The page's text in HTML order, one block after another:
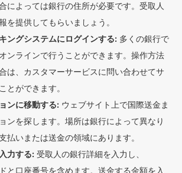
によっては銀行の住所が必要です。受取人
を提供してもらいましょう。
ングシステムにログインする: 多くの銀行で
ンラインで行うことができます。操作方法
は、カスタマーサービスに問い合わせてサ
とができます。
ンに移動する: ウェブサイト上で国際送金ま
ンを探します。場所は銀行によって異なり
払いまたは送金の領域にあります。
力する: 受取人の銀行詳細を入力し、
と口座番号を含めます。送金する金額を入